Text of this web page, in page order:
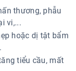
thương, phẫu
vi,...
hoặc dị tật bẩm
tiểu cầu, mất